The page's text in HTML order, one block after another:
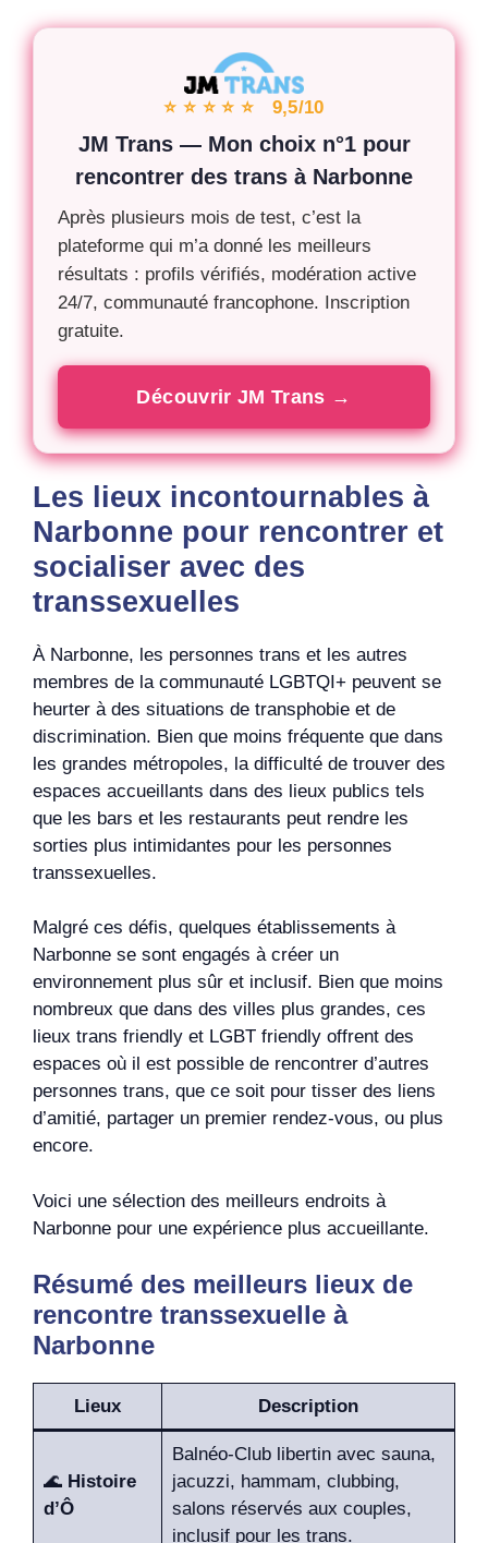
⭐ ⭐ ⭐ ⭐ ⭐ 9,5/10
JM Trans — Mon choix n°1 pour
rencontrer des trans à Narbonne
Après plusieurs mois de test, c’est la
plateforme qui m’a donné les meilleurs
résultats : profils vérifiés, modération active
24/7, communauté francophone. Inscription
gratuite.
Découvrir JM Trans →
Les lieux incontournables à
Narbonne pour rencontrer et
socialiser avec des
transsexuelles
À Narbonne, les personnes trans et les autres
membres de la communauté LGBTQI+ peuvent se
heurter à des situations de transphobie et de
discrimination. Bien que moins fréquente que dans
les grandes métropoles, la difficulté de trouver des
espaces accueillants dans des lieux publics tels
que les bars et les restaurants peut rendre les
sorties plus intimidantes pour les personnes
transsexuelles.
Malgré ces défis, quelques établissements à
Narbonne se sont engagés à créer un
environnement plus sûr et inclusif. Bien que moins
nombreux que dans des villes plus grandes, ces
lieux trans friendly et LGBT friendly offrent des
espaces où il est possible de rencontrer d’autres
personnes trans, que ce soit pour tisser des liens
d’amitié, partager un premier rendez-vous, ou plus
encore.
Voici une sélection des meilleurs endroits à
Narbonne pour une expérience plus accueillante.
Résumé des meilleurs lieux de
rencontre transsexuelle à
Narbonne
Lieux Description
🌊 Histoire
d’Ô
Balnéo-Club libertin avec sauna,
jacuzzi, hammam, clubbing,
salons réservés aux couples,
inclusif pour les trans.